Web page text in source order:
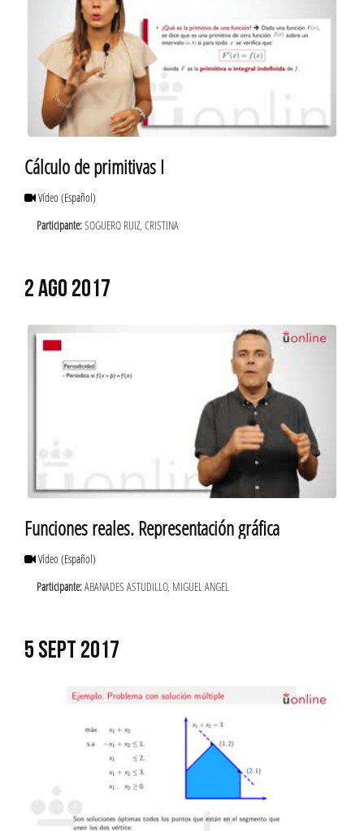
Cálculo de primitivas I
Vídeo(Español)
Participante:SOGUERO RUIZ, CRISTINA
2 AGO 2017
Funciones reales. Representación gráfica
Vídeo(Español)
Participante:ABANADES ASTUDILLO, MIGUEL ANGEL
5 SEPT 2017